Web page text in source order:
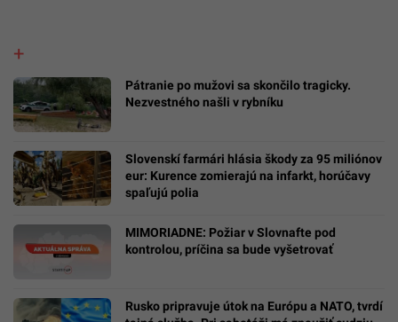
Pátranie po mužovi sa skončilo tragicky.
Nezvestného našli v rybníku
Slovenskí farmári hlásia škody za 95 miliónov
eur: Kurence zomierajú na infarkt, horúčavy
spaľujú polia
MIMORIADNE: Požiar v Slovnafte pod
kontrolou, príčina sa bude vyšetrovať
Rusko pripravuje útok na Európu a NATO, tvrdí